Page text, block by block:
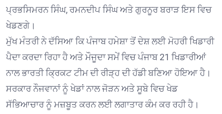
ਪ੍ਰਭਸਿਮਰਨ ਸਿੰਘ, ਰਮਨਦੀਪ ਸਿੰਘ ਅਤੇ ਗੁਰਨੂਰ ਬਰਾੜ ਇਸ ਵਿਚ
ਖੇਡਣਗੇ।
ਮੁੱਖ ਮੰਤਰੀ ਨੇ ਦੱਸਿਆ ਕਿ ਪੰਜਾਬ ਹਮੇਸ਼ਾ ਤੋਂ ਦੇਸ਼ ਲਈ ਮੋਹਰੀ ਖਿਡਾਰੀ
ਪੈਦਾ ਕਰਦਾ ਰਿਹਾ ਹੈ ਅਤੇ ਮੌਜੂਦਾ ਸਮੇਂ ਵਿਚ ਪੰਜਾਬ 21 ਖਿਡਾਰੀਆਂ
ਨਾਲ ਭਾਰਤੀ ਕ੍ਰਿਕਟ ਟੀਮ ਦੀ ਰੀੜ੍ਹ ਦੀ ਹੱਡੀ ਬਣਿਆ ਹੋਇਆ ਹੈ।
ਸਰਕਾਰ ਨੌਜਵਾਨਾਂ ਨੂੰ ਖੇਡਾਂ ਨਾਲ ਜੋੜਨ ਅਤੇ ਸੂਬੇ ਵਿਚ ਖੇਡ
ਸੱਭਿਆਚਾਰ ਨੂੰ ਮਜ਼ਬੂਤ ਕਰਨ ਲਈ ਲਗਾਤਾਰ ਕੰਮ ਕਰ ਰਹੀ ਹੈ।